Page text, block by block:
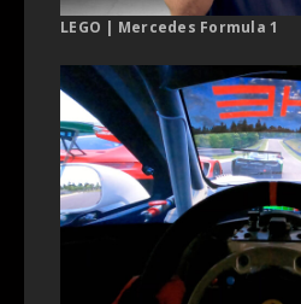
LEGO | Mercedes Formula 1